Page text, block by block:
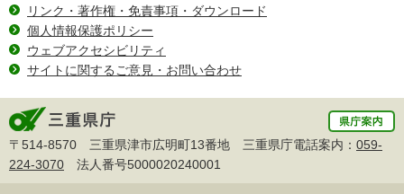
リンク・著作権・免責事項・ダウンロード
個人情報保護ポリシー
ウェブアクセシビリティ
サイトに関するご意見・お問い合わせ
〒514-8570 三重県津市広明町13番地 三重県庁電話案内： 059-
224-3070 法人番号5000020240001